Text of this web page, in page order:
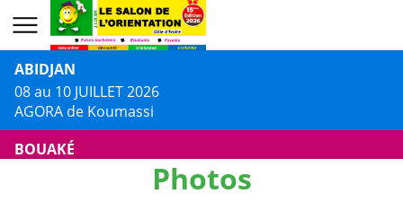
ABIDJAN
08 au 10 JUILLET 2026
AGORA de Koumassi
BOUAKÉ
13 au 14 JUILLET 2026
Centre Culturel Jacques AKAPhotos